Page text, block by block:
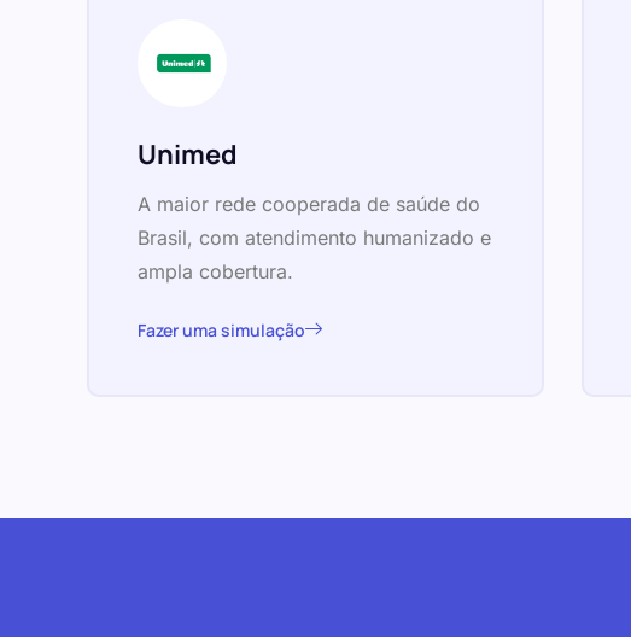
Unimed
A maior rede cooperada de saúde do
Brasil, com atendimento humanizado e
ampla cobertura.
Fazer uma simulação